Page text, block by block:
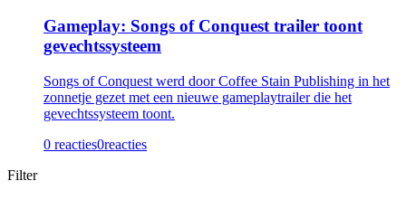
Gameplay: Songs of Conquest trailer toont
gevechtssysteem
Songs of Conquest werd door Coffee Stain Publishing in het
zonnetje gezet met een nieuwe gameplaytrailer die het
gevechtssysteem toont.
0 reacties0reacties
Filter